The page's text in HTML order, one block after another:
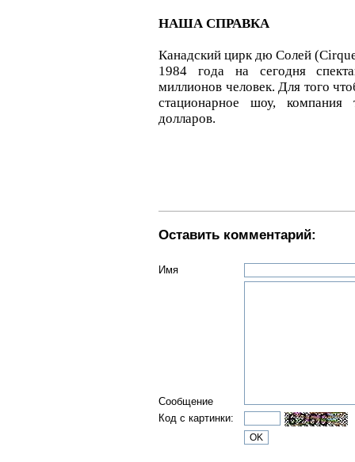
НАША СПРАВКА
Канадский цирк дю Солей
1984 года на сегодня
миллионов человек. Для того
стационарное шоу,
долларов.
Оставить комментарий:
Имя
Сообщение
Код с картинки: